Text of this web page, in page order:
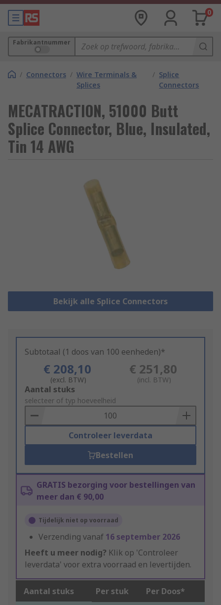
0
Fabrikantnummer
/ Connectors / Wire Terminals &
Splices
/ Splice
Connectors
MECATRACTION, 51000 Butt
Splice Connector, Blue, Insulated,
Tin 14 AWG
Bekijk alle Splice Connectors
Subtotaal (1 doos van 100 eenheden)*
€ 208,10
(excl. BTW)
€ 251,80
(incl. BTW)
Add
to
Basket
Aantal stuks
selecteer of typ hoeveelheid
Controleer leverdata
Bestellen
GRATIS bezorging voor bestellingen van
meer dan € 90,00
Tijdelijk niet op voorraad
Verzending vanaf 16 september 2026
Heeft u meer nodig? Klik op 'Controleer
leverdata' voor extra voorraad en levertijden.
Aantal stuks Per stuk Per Doos*